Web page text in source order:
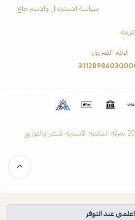
اعلمني عند التوفر
سياسة الاستبدال والاسترجاع
الرقم الضريبي
شركة المكتبة الأسدية للنشر والتوزيع